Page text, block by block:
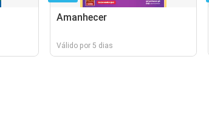
Amanhecer
Válido por 5 dias